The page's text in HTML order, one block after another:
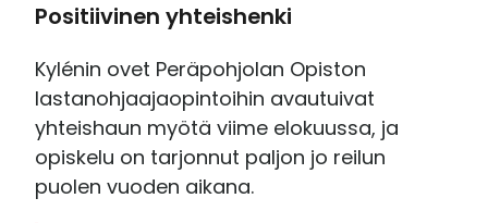
Positiivinen yhteishenki
Kylénin ovet Peräpohjolan Opiston
lastanohjaajaopintoihin avautuivat
yhteishaun myötä viime elokuussa, ja
opiskelu on tarjonnut paljon jo reilun
puolen vuoden aikana.